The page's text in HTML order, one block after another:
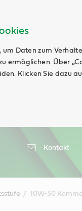
Daten zum
ermöglichen. Über
Klicken Sie dazu
Kontakt
10W-30